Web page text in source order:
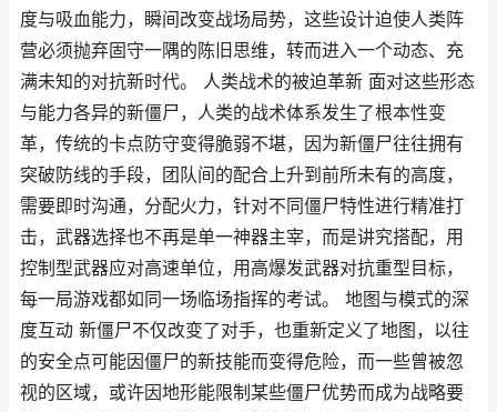
度与吸血能力，瞬间改变战场局势，这些设计迫使人类阵
营必须抛弃固守一隅的陈旧思维，转而进入一个动态、充
满未知的对抗新时代。 人类战术的被迫革新 面对这些形态
与能力各异的新僵尸，人类的战术体系发生了根本性变
革，传统的卡点防守变得脆弱不堪，因为新僵尸往往拥有
突破防线的手段，团队间的配合上升到前所未有的高度，
需要即时沟通，分配火力，针对不同僵尸特性进行精准打
击，武器选择也不再是单一神器主宰，而是讲究搭配，用
控制型武器应对高速单位，用高爆发武器对抗重型目标，
每一局游戏都如同一场临场指挥的考试。 地图与模式的深
度互动 新僵尸不仅改变了对手，也重新定义了地图，以往
的安全点可能因僵尸的新技能而变得危险，而一些曾被忽
视的区域，或许因地形能限制某些僵尸优势而成为战略要